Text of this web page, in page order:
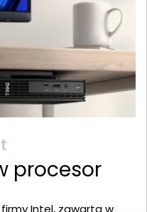
procesor
Intel, zawarta w